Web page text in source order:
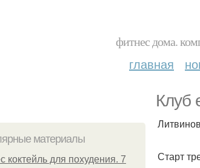
фитнес дома.
главная
Клуб
материалы
коктейль для похудения. 7
Старт